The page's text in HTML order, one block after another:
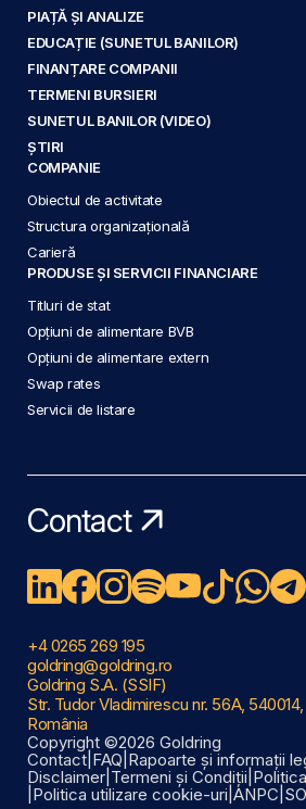
PIAȚĂ ȘI ANALIZE
EDUCAȚIE (SUNETUL BANILOR)
FINANȚARE COMPANII
TERMENI BURSIERI
SUNETUL BANILOR (VIDEO)
ȘTIRI
COMPANIE
Obiectul de activitate
Structura organizațională
Carieră
PRODUSE ȘI SERVICII FINANCIARE
Titluri de stat
Opțiuni de alimentare BVB
Opțiuni de alimentare extern
Swap rates
Servicii de listare
Contact
+4 0265 269 195
goldring@goldring.ro
Goldring S.A. (SSIF)
Str. Tudor Vladimirescu nr. 56A,
România
Copyright ©2026 Goldring
Contact FAQ Rapoarte și informații
Disclaimer Termeni și Condiții
Politica utilizare cookie-uri ANPC